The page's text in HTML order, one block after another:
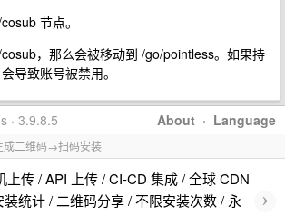
节点。
，那么会被移动到 /go/pointless。如果持
导致账号被禁用。
About · Language
· 3.9.8.5
二维码→扫码安装
上传 / API 上传 / CI-CD 集成 / 全球 CDN
统计 / 二维码分享 / 不限安装次数 / 永
›